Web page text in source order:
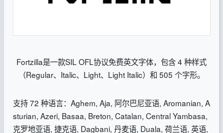
Fortzilla是一款SIL OFL协议免费英文字体，包含 4 种样式
（Regular、Italic、Light、Light Italic）和 505 个字形。
支持 72 种语言：Aghem, Aja, 阿尔巴尼亚语, Aromanian, A
sturian, Azeri, Basaa, Breton, Catalan, Central Yambasa,
克罗地亚语, 捷克语, Dagbani, 丹麦语, Duala, 荷兰语, 英语,